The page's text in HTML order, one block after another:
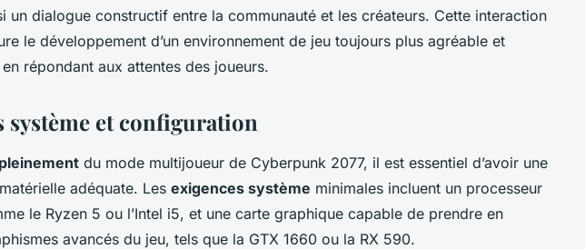
un dialogue constructif entre la communauté et les créateurs. Cette interaction
le développement d’un environnement de jeu toujours plus agréable et
répondant aux attentes des joueurs.
système et configuration
du mode multijoueur de Cyberpunk 2077, il est essentiel d’avoir une
adéquate. Les exigences système minimales incluent un processeur
le Ryzen 5 ou l’Intel i5, et une carte graphique capable de prendre en
avancés du jeu, tels que la GTX 1660 ou la RX 590.